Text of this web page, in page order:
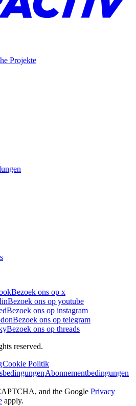
Projekte
Bezoek ons op x
Bezoek ons op youtube
Bezoek ons op instagram
Bezoek ons op telegram
Bezoek ons op threads
reserved.
Cookie Politik
Abonnementbedingungen
and the Google Privacy
apply.